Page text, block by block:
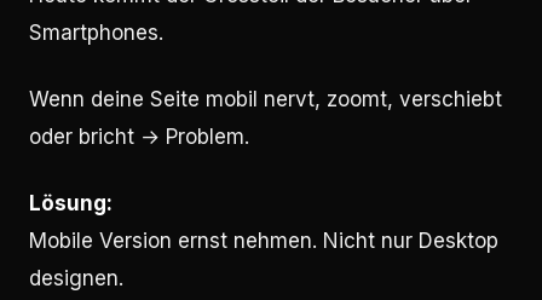
Smartphones.
Wenn deine Seite mobil nervt, zoomt, verschiebt
oder bricht → Problem.
Lösung:
Mobile Version ernst nehmen. Nicht nur Desktop
designen.